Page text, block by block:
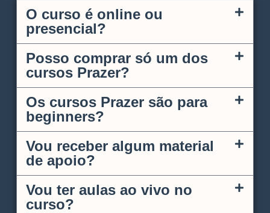
O curso é online ou
presencial?
Posso comprar só um dos
cursos Prazer?
Os cursos Prazer são para
beginners?
Vou receber algum material
de apoio?
Vou ter aulas ao vivo no
curso?